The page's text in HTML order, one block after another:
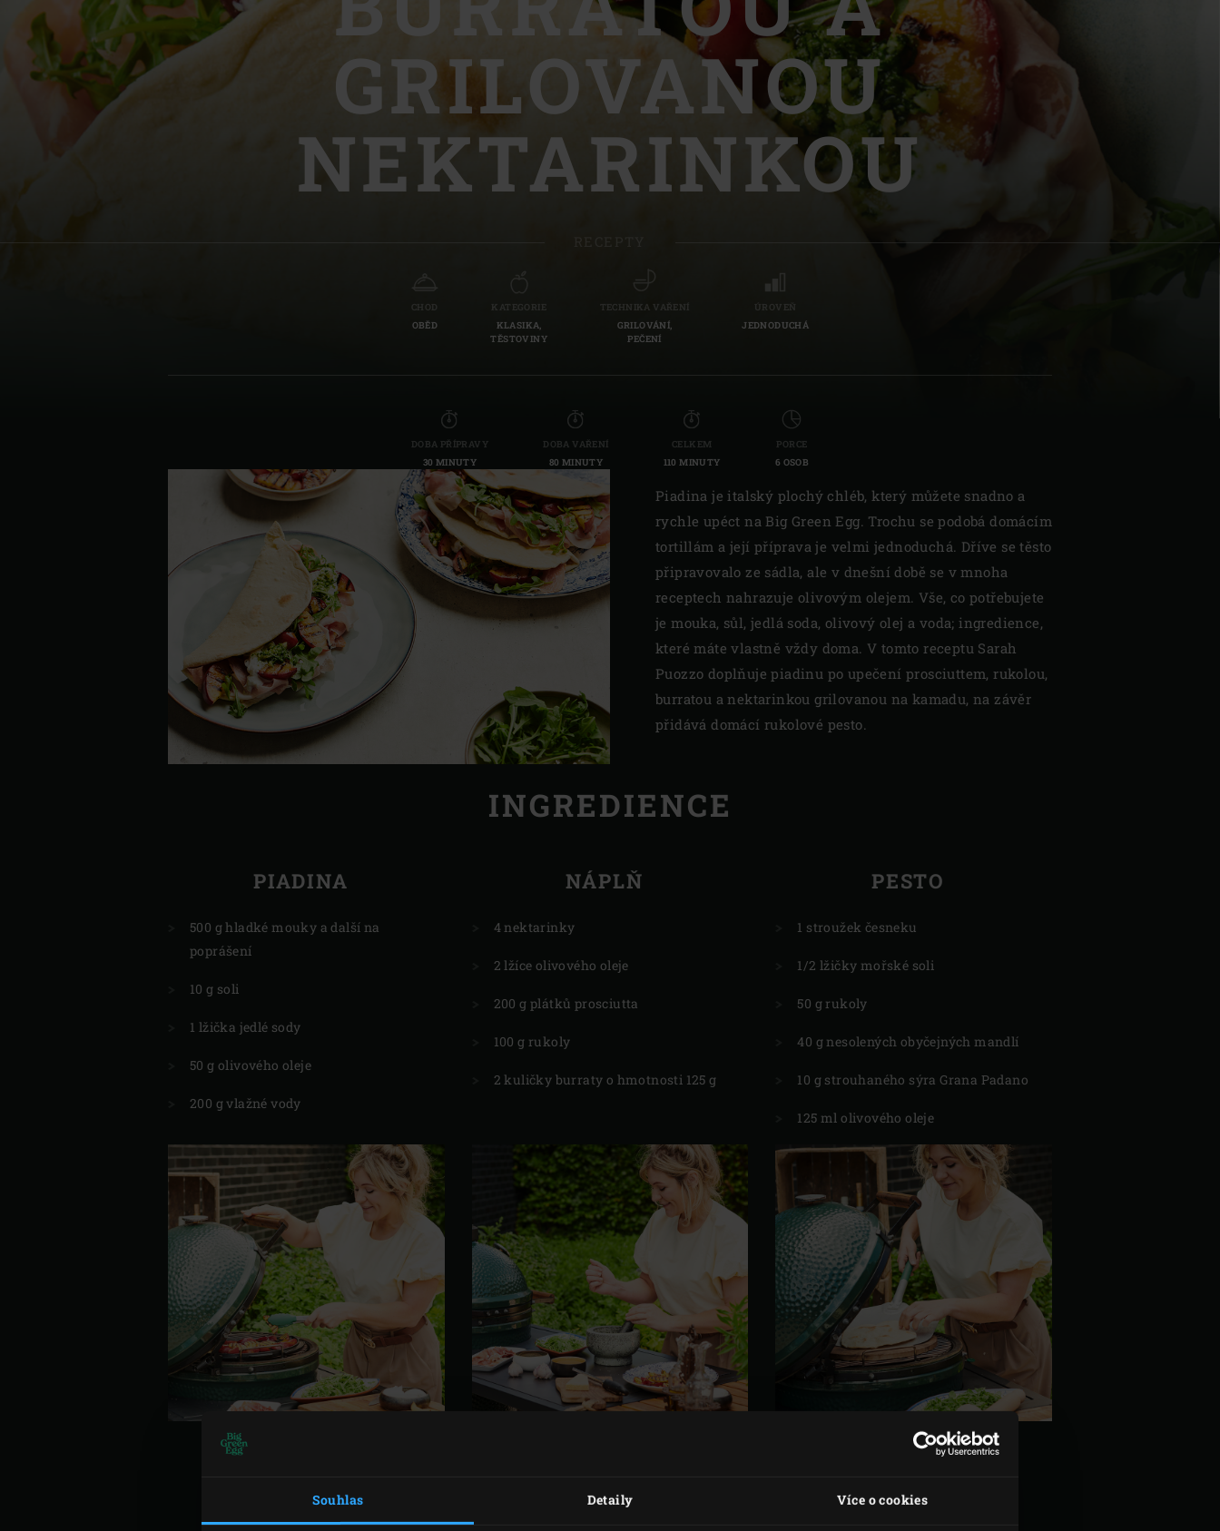
Souhlas Detaily Více o cookies
Denmark | Danmark
Estonia | Eesti
France | France
Germany | Deutschland
Slovenia | Slovenija
Spain | España
Sweden | Sverige
Switzerland (French) | Schweiz (Français)
Switzerland | Schweiz
GRILOVANOU
NEKTARINKOU
CHOD
OBĚD
KATEGORIE
KLASIKA,
TĚSTOVINY
TECHNIKA VAŘENÍ
GRILOVÁNÍ,
PEČENÍ
ÚROVEŇ
JEDNODUCHÁ
DOBA PŘÍPRAVY
30 MINUTY
DOBA VAŘENÍ
80 MINUTY
CELKEM
110 MINUTY
PORCE
6 OSOB
Piadina je italský plochý chléb, který můžete snadno a
rychle upéct na Big Green Egg. Trochu se podobá domácím
tortillám a její příprava je velmi jednoduchá. Dříve se těsto
připravovalo ze sádla, ale v dnešní době se v mnoha
receptech nahrazuje olivovým olejem. Vše, co potřebujete
je mouka, sůl, jedlá soda, olivový olej a voda; ingredience,
které máte vlastně vždy doma. V tomto receptu Sarah
Puozzo doplňuje piadinu po upečení prosciuttem, rukolou,
burratou a nektarinkou grilovanou na kamadu, na závěr
přidává domácí rukolové pesto.
INGREDIENCE
PIADINA
500 g hladké mouky a další na
poprášení
10 g soli
1 lžička jedlé sody
50 g olivového oleje
200 g vlažné vody
NÁPLŇ
4 nektarinky
2 lžíce olivového oleje
200 g plátků prosciutta
100 g rukoly
2 kuličky burraty o hmotnosti 125 g
PESTO
1 stroužek česneku
1/2 lžičky mořské soli
50 g rukoly
40 g nesolených obyčejných mandlí
10 g strouhaného sýra Grana Padano
125 ml olivového oleje
dřevěné uhlív Big Green Egg a zahřejte ho na teplotu 220 °C.